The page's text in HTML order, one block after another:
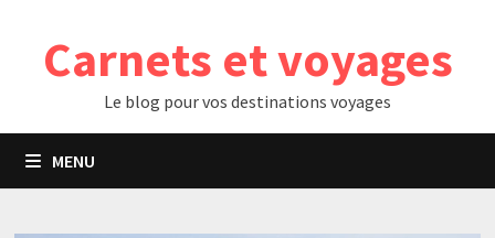
contenuCarnets et voyages
Le blog pour vos destinations voyages
MENU